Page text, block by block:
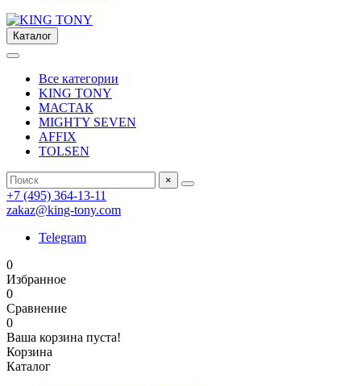
Каталог
Все категории
KING TONY
МАСТАК
MIGHTY SEVEN
AFFIX
TOLSEN
×
+7 (495) 364-13-11
zakaz@king-tony.com
Telegram
0
Избранное
0
Сравнение
0
Ваша корзина пуста!
Корзина
Каталог